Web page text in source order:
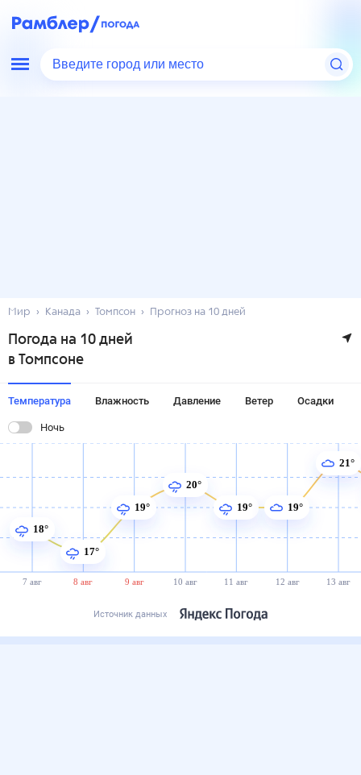
Введите город или место
Мир Канада Томпсон Прогноз на 10 дней
Погода на 10 дней
в Томпсоне
Температура Влажность Давление Ветер Осадки
Ночь
7 авг 8 авг 9 авг 10 авг 11 авг 12 авг 13 авг
18°
17°
19°
20°
19°
19°
21°
Источник данных